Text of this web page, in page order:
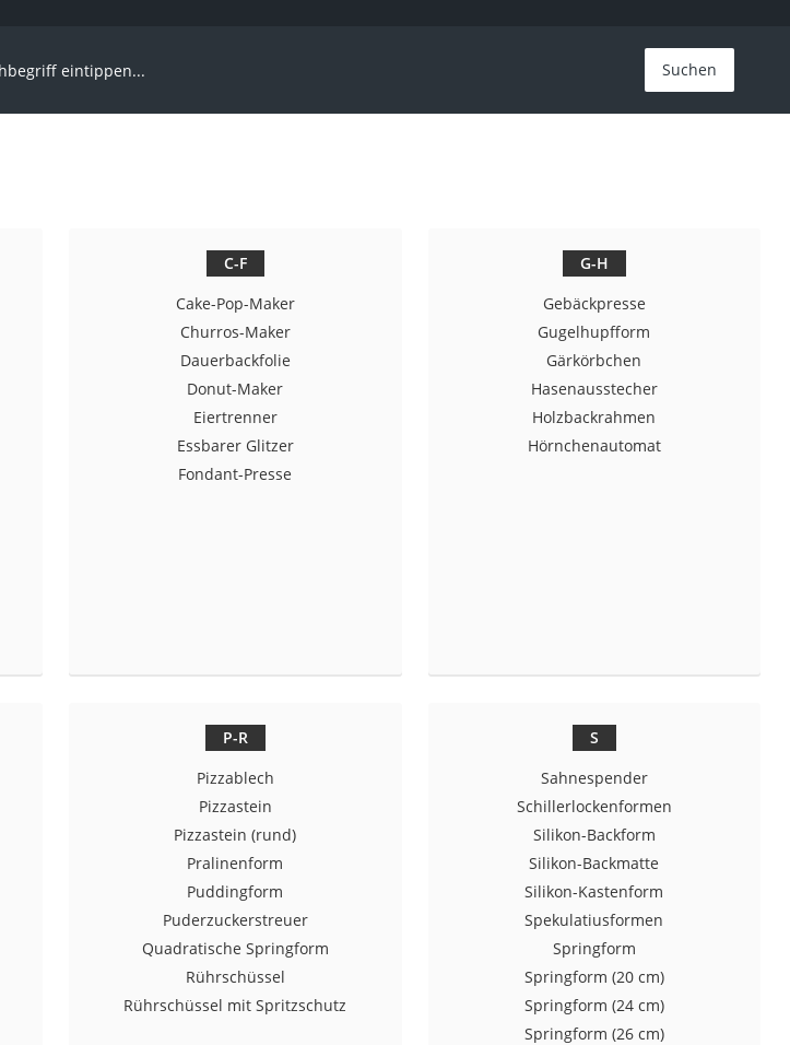
Suchen
C-F
Cake-Pop-Maker
Churros-Maker
Dauerbackfolie
Donut-Maker
Eiertrenner
Essbarer Glitzer
Fondant-Presse
G-H
Gebäckpresse
Gugelhupfform
Gärkörbchen
Hasenausstecher
Holzbackrahmen
Hörnchenautomat
P-R
Pizzablech
Pizzastein
Pizzastein (rund)
Pralinenform
Puddingform
Puderzuckerstreuer
Quadratische Springform
Rührschüssel
Rührschüssel mit Spritzschutz
S
Sahnespender
Schillerlockenformen
Silikon-Backform
Silikon-Backmatte
Silikon-Kastenform
Spekulatiusformen
Springform
Springform (20 cm)
Springform (24 cm)
Springform (26 cm)